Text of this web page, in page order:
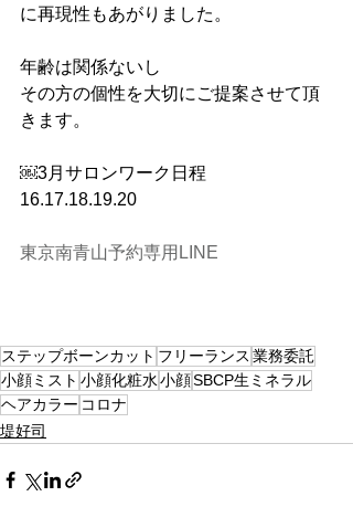
に再現性もあがりました。
年齢は関係ないし
その方の個性を大切にご提案させて頂
きます。
￼3月サロンワーク日程
16.17.18.19.20
東京南青山予約専用LINE
ステップボーンカット フリーランス 業務委託
小顔ミスト 小顔化粧水小顔SBCP生ミネラル
ヘアカラー コロナ
堤好司